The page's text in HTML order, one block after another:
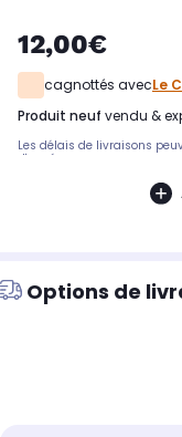
12,00€
cagnottés avecLe
produit neuf vendu &
Les délais de livraisons
d'année.
Options de